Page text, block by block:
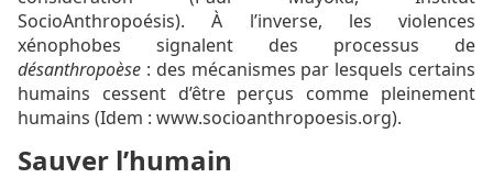
SocioAnthropoésis). À l’inverse, les violences
xénophobes signalent des processus de
désanthropoèse : des mécanismes par lesquels certains
humains cessent d’être perçus comme pleinement
humains (Idem : www.socioanthropoesis.org).
Sauver l’humain